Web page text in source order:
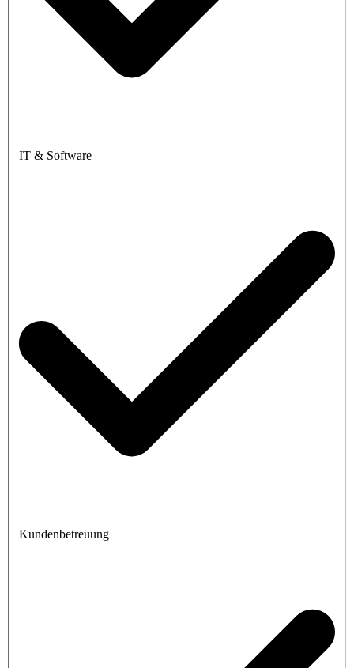
IT & Software
Kundenbetreuung